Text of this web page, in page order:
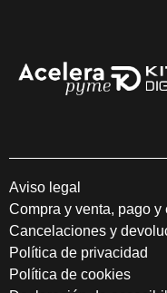
Aviso legal
Compra y venta, pago y
Cancelaciones y
Política de privacidad
Política de cookies